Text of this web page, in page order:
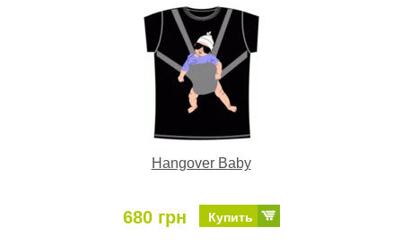
Hangover Baby
680 грн Купить